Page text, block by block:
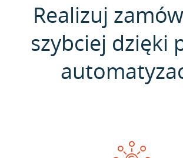
Realizuj
szybciej dzięki